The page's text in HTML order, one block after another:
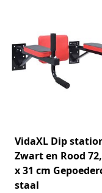
VidaXL Dip
Zwart en Rood
x 31 cm
staal